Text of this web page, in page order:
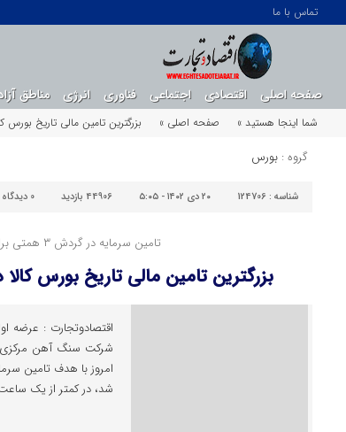
تماس با ما
صفحه اصلی اقتصادی اجتماعی فناوری انرژی مناطق
شما اینجا هستید »
صفحه اصلی » بزرگترین تامین مالی تاریخ
گروه : بورس
شناسه : 124706 ۲۰ دی ۱۴۰۲ - ۵:۰۵ 44906 بازدید 0 دیدگاه
تامین سرمایه در گردش ۳ همتی برای یک شرکت معدنی؛
بزرگترین تامین مالی تاریخ بورس
اقتصادوتجارت : عرضه
شرکت سنگ آهن مرکزی
شد، در کمتر از یک